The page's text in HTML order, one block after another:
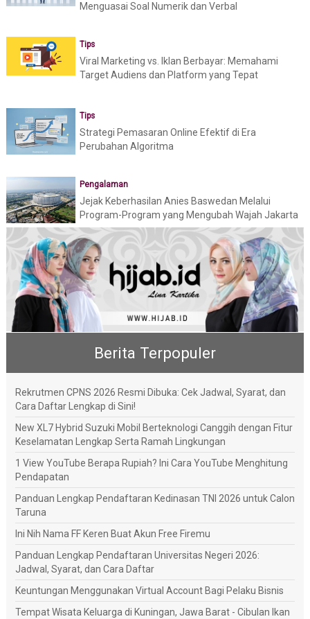
Menguasai Soal Numerik dan Verbal
Tips
Viral Marketing vs. Iklan Berbayar: Memahami
Target Audiens dan Platform yang Tepat
Tips
Strategi Pemasaran Online Efektif di Era
Perubahan Algoritma
Pengalaman
Jejak Keberhasilan Anies Baswedan Melalui
Program-Program yang Mengubah Wajah Jakarta
Berita Terpopuler
Rekrutmen CPNS 2026 Resmi Dibuka: Cek Jadwal, Syarat, dan
Cara Daftar Lengkap di Sini!
New XL7 Hybrid Suzuki Mobil Berteknologi Canggih dengan Fitur
Keselamatan Lengkap Serta Ramah Lingkungan
1 View YouTube Berapa Rupiah? Ini Cara YouTube Menghitung
Pendapatan
Panduan Lengkap Pendaftaran Kedinasan TNI 2026 untuk Calon
Taruna
Ini Nih Nama FF Keren Buat Akun Free Firemu
Panduan Lengkap Pendaftaran Universitas Negeri 2026:
Jadwal, Syarat, dan Cara Daftar
Keuntungan Menggunakan Virtual Account Bagi Pelaku Bisnis
Tempat Wisata Keluarga di Kuningan, Jawa Barat - Cibulan Ikan